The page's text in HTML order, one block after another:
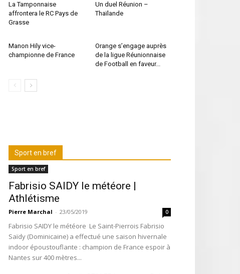
La Tamponnaise
affrontera le RC Pays de
Grasse
Un duel Réunion –
Thaïlande
Manon Hily vice-
championne de France
Orange s’engage auprès
de la ligue Réunionnaise
de Football en faveur...
Sport en bref
Sport en bref
Fabrisio SAIDY le météore |
Athlétisme
Pierre Marchal - 23/05/2019 0
Fabrisio SAIDY le météore Le Saint-Pierrois Fabrisio
Saïdy (Dominicaine) a effectué une saison hivernale
indoor époustouflante : champion de France espoir à
Nantes sur 400 mètres...